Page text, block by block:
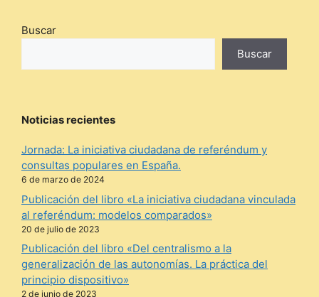
Buscar
Buscar
Noticias recientes
Jornada: La iniciativa ciudadana de referéndum y
consultas populares en España.
6 de marzo de 2024
Publicación del libro «La iniciativa ciudadana vinculada
al referéndum: modelos comparados»
20 de julio de 2023
Publicación del libro «Del centralismo a la
generalización de las autonomías. La práctica del
principio dispositivo»
2 de junio de 2023